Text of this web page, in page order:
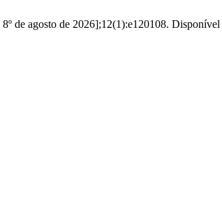
de agosto de 2026];12(1):e120108. Disponível